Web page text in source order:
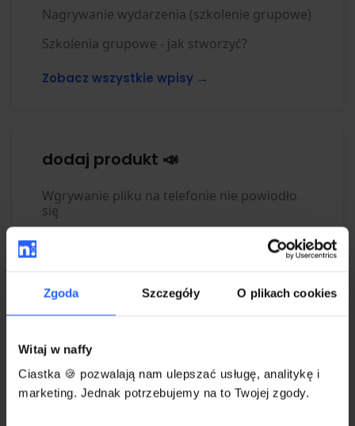
Zgoda Szczegóły O plikach cookies
Witaj w naffy
Ciastka 🍪 pozwalają nam ulepszać usługę, analitykę i
marketing. Jednak potrzebujemy na to Twojej zgody.
Nagrywanie wydarzenia (szkolenie grupowe)
Szkolenia grupowe - jak stworzyć?
Zobacz wszystkie wpisy →
dodaj produkt 📣
Wgrywanie pliku na telefonie nie powiodło
się
Dodanie produktu